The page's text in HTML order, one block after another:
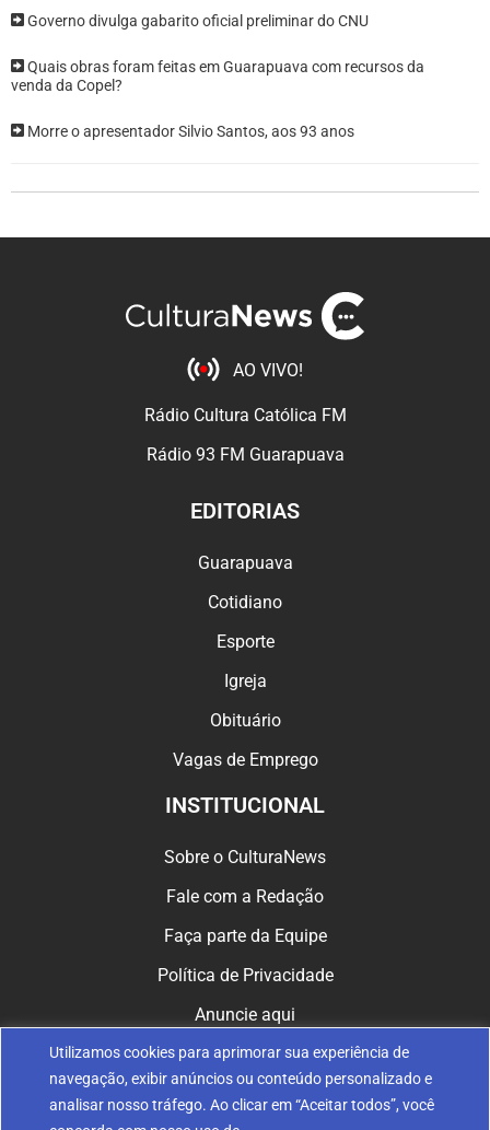
Utilizamos cookies para aprimorar sua experiência de
navegação, exibir anúncios ou conteúdo personalizado e
analisar nosso tráfego. Ao clicar em “Aceitar todos”, você
Governo divulga gabarito oficial preliminar do CNU
Quais obras foram feitas em Guarapuava com recursos da
venda da Copel?
Morre o apresentador Silvio Santos, aos 93 anos
AO VIVO!
Rádio Cultura Católica FM
Rádio 93 FM Guarapuava
EDITORIAS
Guarapuava
Cotidiano
Esporte
Igreja
Obituário
Vagas de Emprego
INSTITUCIONAL
Sobre o CulturaNews
Fale com a Redação
Faça parte da Equipe
Política de Privacidade
Anuncie aqui
CULTURA NAS REDES